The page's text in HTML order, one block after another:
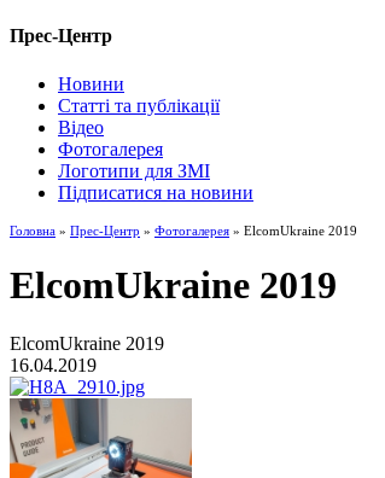
Прес-Центр
Новини
Статті та публікації
Відео
Фотогалерея
Логотипи для ЗМІ
Підписатися на новини
Головна » Прес-Центр » Фотогалерея » ElcomUkraine 2019
ElcomUkraine 2019
ElcomUkraine 2019
16.04.2019